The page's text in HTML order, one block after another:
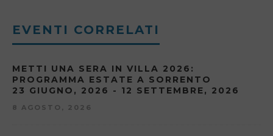
EVENTI CORRELATI
METTI UNA SERA IN VILLA 2026:
PROGRAMMA ESTATE A SORRENTO
23 GIUGNO, 2026 - 12 SETTEMBRE, 2026
8 AGOSTO, 2026